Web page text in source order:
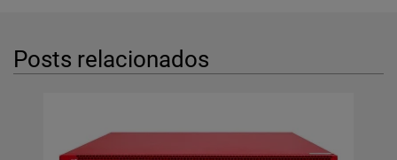
Posts relacionados